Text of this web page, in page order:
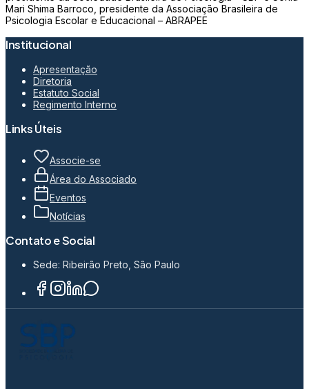
Mari Shima Barroco, presidente da Associação Brasileira de
Psicologia Escolar e Educacional – ABRAPEE
Institucional
Apresentação
Diretoria
Estatuto Social
Regimento Interno
Links Úteis
Associe-se
Área do Associado
Eventos
Notícias
Contato e Social
Sede: Ribeirão Preto, São Paulo